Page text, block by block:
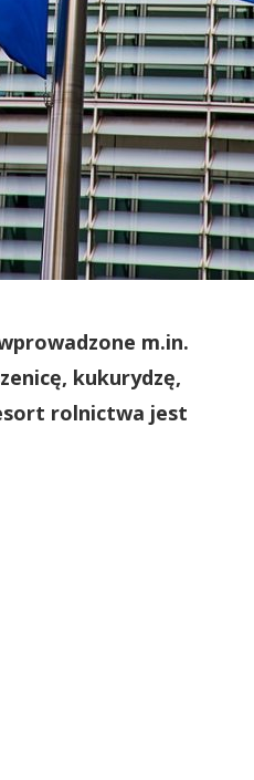
m.in.
kukurydzę,
rolnictwa jest